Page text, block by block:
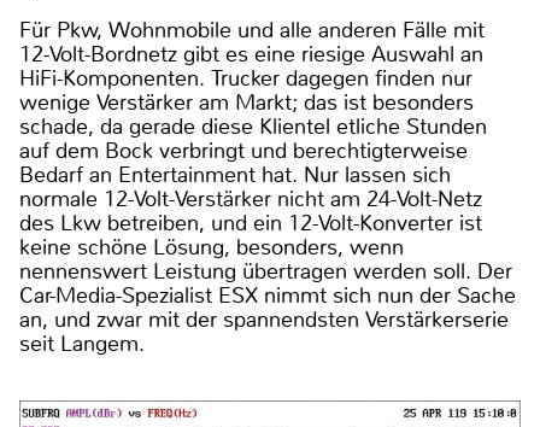
Für Pkw, Wohnmobile und alle anderen Fälle mit
12-Volt-Bordnetz gibt es eine riesige Auswahl an
HiFi-Komponenten. Trucker dagegen finden nur
wenige Verstärker am Markt; das ist besonders
schade, da gerade diese Klientel etliche Stunden
auf dem Bock verbringt und berechtigterweise
Bedarf an Entertainment hat. Nur lassen sich
normale 12-Volt-Verstärker nicht am 24-Volt-Netz
des Lkw betreiben, und ein 12-Volt-Konverter ist
keine schöne Lösung, besonders, wenn
nennenswert Leistung übertragen werden soll. Der
Car-Media-Spezialist ESX nimmt sich nun der Sache
an, und zwar mit der spannendsten Verstärkerserie
seit Langem.